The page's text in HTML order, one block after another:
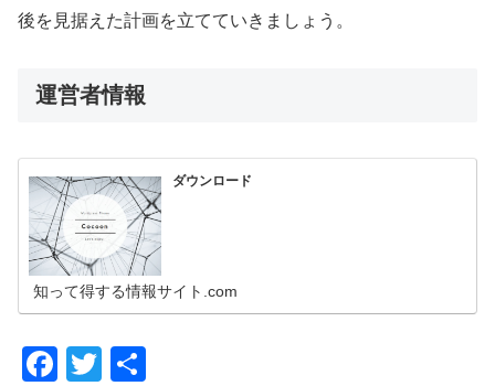
後を見据えた計画を立てていきましょう。
運営者情報
ダウンロード
知って得する情報サイト.com
F
T